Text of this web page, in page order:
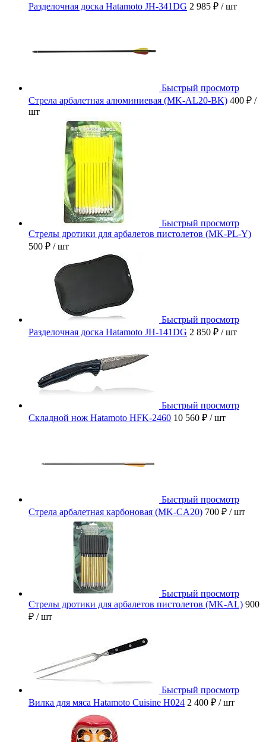
Разделочная доска Hatamoto JH-341DG 2 985 ₽ / шт
Быстрый просмотр
Стрела арбалетная алюминиевая (MK-AL20-BK) 400 ₽ /
шт
Быстрый просмотр
Стрелы дротики для арбалетов пистолетов (MK-PL-Y)
500 ₽ / шт
Быстрый просмотр
Разделочная доска Hatamoto JH-141DG 2 850 ₽ / шт
Быстрый просмотр
Складной нож Hatamoto HFK-2460 10 560 ₽ / шт
Быстрый просмотр
Стрела арбалетная карбоновая (MK-CA20) 700 ₽ / шт
Быстрый просмотр
Стрелы дротики для арбалетов пистолетов (MK-AL) 900
₽ / шт
Быстрый просмотр
Вилка для мяса Hatamoto Cuisine H024 2 400 ₽ / шт